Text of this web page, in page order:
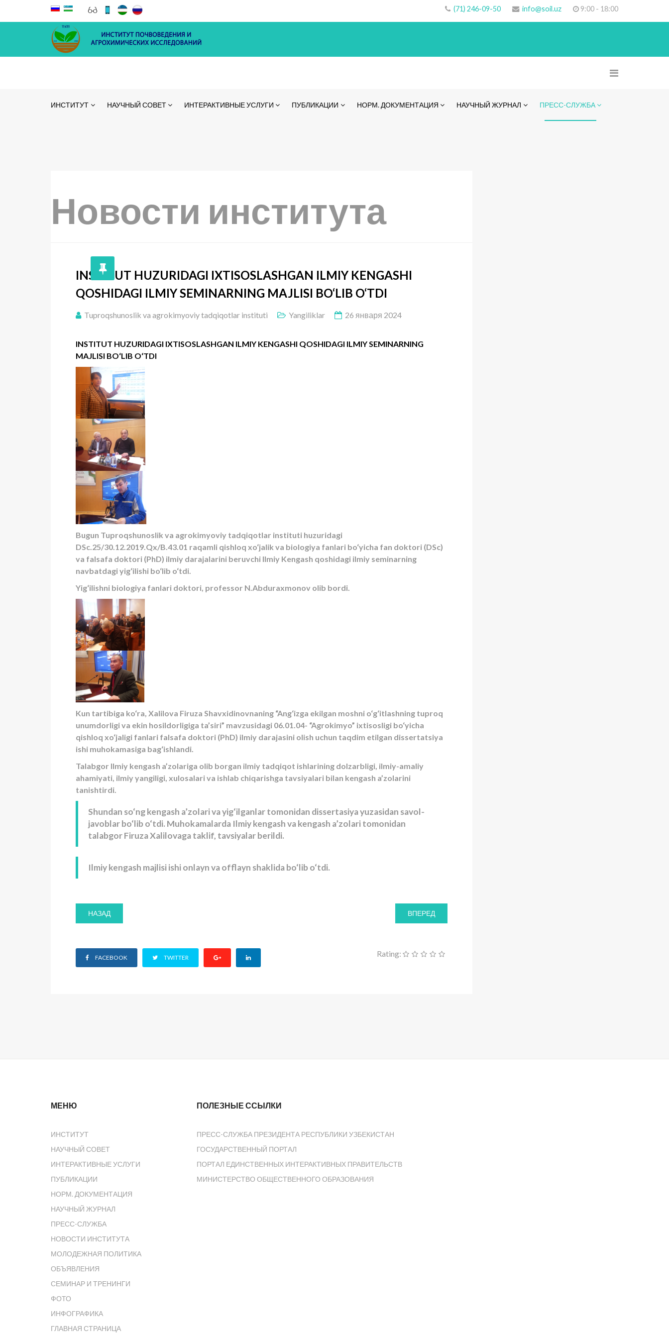
(71) 246-09-50 info@soil.uz 9:00 - 18:00
ИНСТИТУТ НАУЧНЫЙ СОВЕТ ИНТЕРАКТИВНЫЕ УСЛУГИ ПУБЛИКАЦИИ НОРМ. ДОКУМЕНТАЦИЯ НАУЧНЫЙ ЖУРНАЛ ПРЕСС-СЛУЖБА
Новости института
INSTITUT HUZURIDAGI IXTISOSLASHGAN ILMIY KENGASHI
QOSHIDAGI ILMIY SEMINARNING MAJLISI BO‘LIB O‘TDI
Tuproqshunoslik va agrokimyoviy tadqiqotlar instituti Yangiliklar 26 января 2024
INSTITUT HUZURIDAGI IXTISOSLASHGAN ILMIY KENGASHI QOSHIDAGI ILMIY SEMINARNING
MAJLISI BO‘LIB O‘TDI
Bugun Tuproqshunoslik va agrokimyoviy tadqiqotlar instituti huzuridagi
DSc.25/30.12.2019.Qx/B.43.01 raqamli qishloq xo‘jalik va biologiya fanlari bo‘yicha fan doktori (DSc)
va falsafa doktori (PhD) ilmiy darajalarini beruvchi Ilmiy Kengash qoshidagi ilmiy seminarning
navbatdagi yig‘ilishi bo‘lib o‘tdi.
Yig‘ilishni biologiya fanlari doktori, professor N.Abduraxmonov olib bordi.
Kun tartibiga ko‘ra, Xalilova Firuza Shavxidinovnaning “Ang‘izga ekilgan moshni o‘g‘itlashning tuproq
unumdorligi va ekin hosildorligiga ta’siri” mavzusidagi 06.01.04- “Agrokimyo” ixtisosligi bo‘yicha
qishloq xo‘jaligi fanlari falsafa doktori (PhD) ilmiy darajasini olish uchun taqdim etilgan dissertatsiya
ishi muhokamasiga bag‘ishlandi.
Talabgor Ilmiy kengash a’zolariga olib borgan ilmiy tadqiqot ishlarining dolzarbligi, ilmiy-amaliy
ahamiyati, ilmiy yangiligi, xulosalari va ishlab chiqarishga tavsiyalari bilan kengash a’zolarini
tanishtirdi.
Shundan so‘ng kengash a’zolari va yig‘ilganlar tomonidan dissertasiya yuzasidan savol-
javoblar bo‘lib o‘tdi. Muhokamalarda Ilmiy kengash va kengash a’zolari tomonidan
talabgor Firuza Xalilovaga taklif, tavsiyalar berildi.
Ilmiy kengash majlisi ishi onlayn va offlayn shaklida bo‘lib o‘tdi.
НАЗАД ВПЕРЕД
Rating:
FACEBOOK TWITTER
МЕНЮ
ИНСТИТУТ
НАУЧНЫЙ СОВЕТ
ИНТЕРАКТИВНЫЕ УСЛУГИ
ПУБЛИКАЦИИ
НОРМ. ДОКУМЕНТАЦИЯ
НАУЧНЫЙ ЖУРНАЛ
ПРЕСС-СЛУЖБА
НОВОСТИ ИНСТИТУТА
МОЛОДЕЖНАЯ ПОЛИТИКА
ОБЪЯВЛЕНИЯ
СЕМИНАР И ТРЕНИНГИ
ФОТО
ИНФОГРАФИКА
ГЛАВНАЯ СТРАНИЦА
ПОЛЕЗНЫЕ ССЫЛКИ
ПРЕСС-СЛУЖБА ПРЕЗИДЕНТА РЕСПУБЛИКИ УЗБЕКИСТАН
ГОСУДАРСТВЕННЫЙ ПОРТАЛ
ПОРТАЛ ЕДИНСТВЕННЫХ ИНТЕРАКТИВНЫХ ПРАВИТЕЛЬСТВ
МИНИСТЕРСТВО ОБЩЕСТВЕННОГО ОБРАЗОВАНИЯ